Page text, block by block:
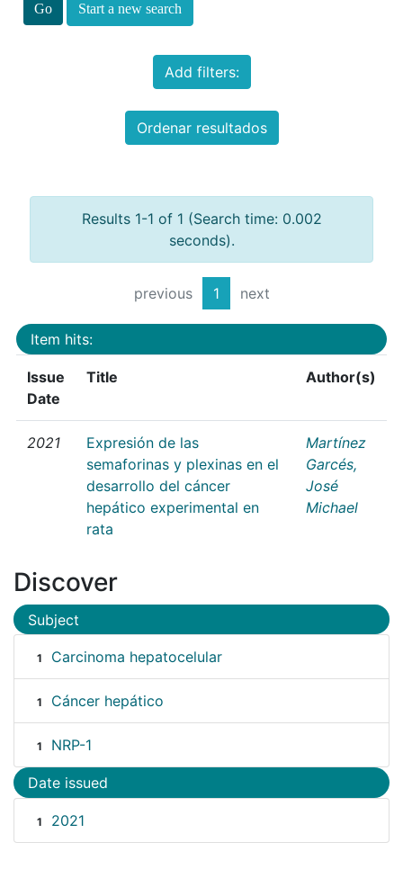
Start a new search
Add filters:
Ordenar resultados
Results 1-1 of 1 (Search time: 0.002
seconds).
previous 1 next
Item hits:
Issue
Date
Title Author(s)
2021
Expresión de las
semaforinas y plexinas en el
desarrollo del cáncer
hepático experimental en
rata
Martínez
Garcés,
José
Michael
Discover
Subject
1 Carcinoma hepatocelular
1 Cáncer hepático
1 NRP-1
Date issued
1 2021